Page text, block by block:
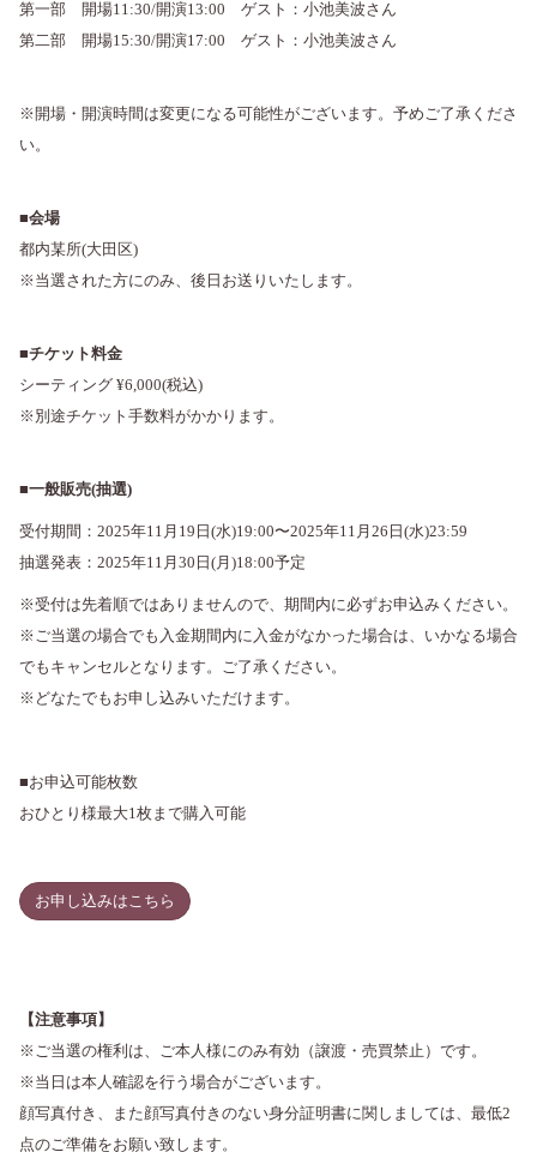
第一部 開場11:30/開演13:00 ゲスト：小池美波さん
第二部 開場15:30/開演17:00 ゲスト：小池美波さん
※開場・開演時間は変更になる可能性がございます。予めご了承くださ
い。
■会場
都内某所(大田区)
※当選された方にのみ、後日お送りいたします。
■チケット料金
シーティング ¥6,000(税込)
※別途チケット手数料がかかります。
■一般販売(抽選)
受付期間：2025年11月19日(水)19:00〜2025年11月26日(水)23:59
抽選発表：2025年11月30日(月)18:00予定
※受付は先着順ではありませんので、期間内に必ずお申込みください。
※ご当選の場合でも入金期間内に入金がなかった場合は、いかなる場合
でもキャンセルとなります。ご了承ください。
※どなたでもお申し込みいただけます。
■お申込可能枚数
おひとり様最大1枚まで購入可能
お申し込みはこちら
【注意事項】
※ご当選の権利は、ご本人様にのみ有効（譲渡・売買禁止）です。
※当日は本人確認を行う場合がございます。
顔写真付き、また顔写真付きのない身分証明書に関しましては、最低2
点のご準備をお願い致します。